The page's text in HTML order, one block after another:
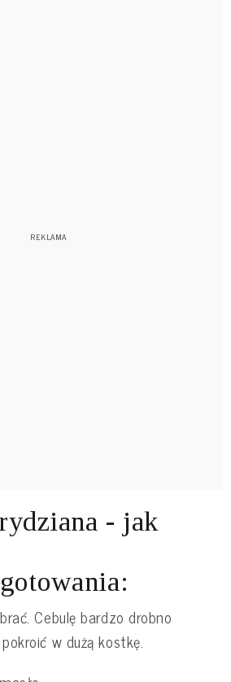
- jak
Cebulę bardzo drobno
w dużą kostkę.